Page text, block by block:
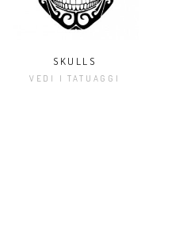
SKULLS
VEDI I TATUAGGI